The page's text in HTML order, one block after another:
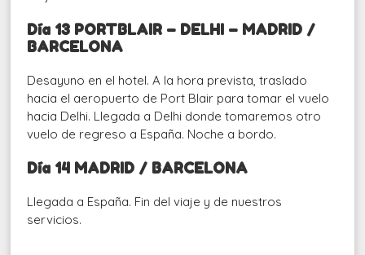
Día 13 PORTBLAIR – DELHI – MADRID /
BARCELONA
Desayuno en el hotel. A la hora prevista, traslado
hacia el aeropuerto de Port Blair para tomar el vuelo
hacia Delhi. Llegada a Delhi donde tomaremos otro
vuelo de regreso a España. Noche a bordo.
Día 14 MADRID / BARCELONA
Llegada a España. Fin del viaje y de nuestros
servicios.